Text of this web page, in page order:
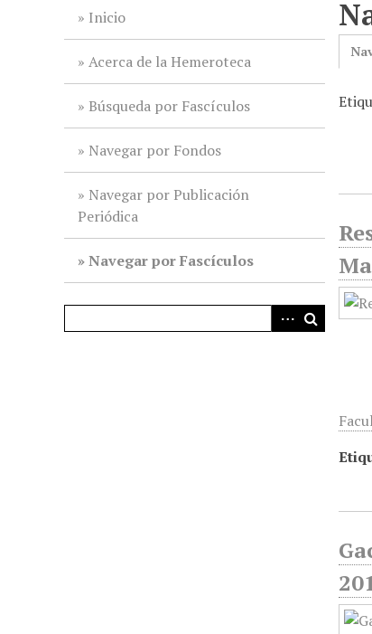
Inicio
Acerca de la Hemeroteca
Búsqueda por Fascículos
Navegar por Fondos
Navegar por Publicación
Periódica
Navegar por Fascículos